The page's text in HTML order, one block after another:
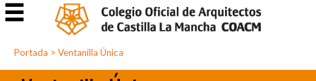
Portada > Ventanilla Única